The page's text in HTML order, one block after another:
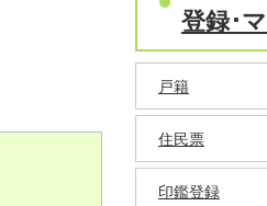
登録･
戸籍
住民票
印鑑登録